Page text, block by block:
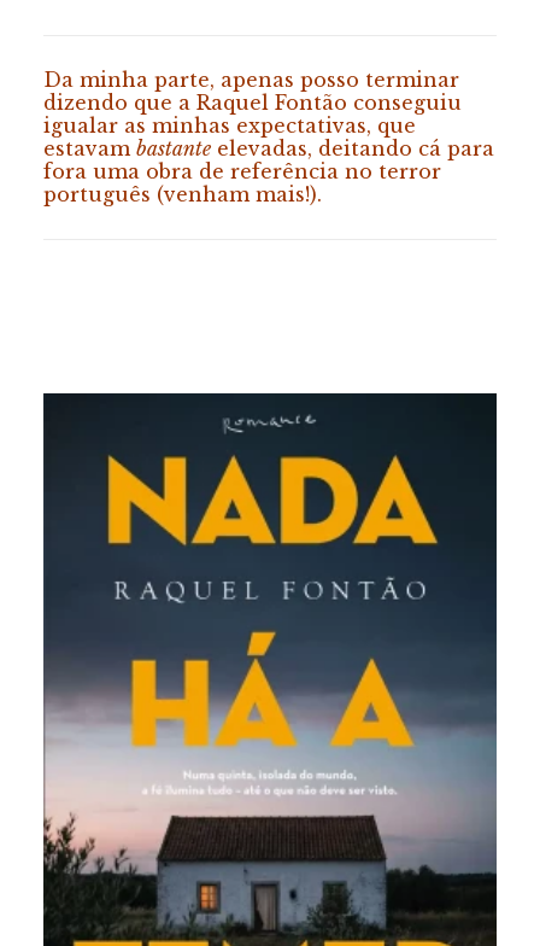
Da minha parte, apenas posso terminar
dizendo que a Raquel Fontão conseguiu
igualar as minhas expectativas, que
estavam bastante elevadas, deitando cá para
fora uma obra de referência no terror
português (venham mais!).